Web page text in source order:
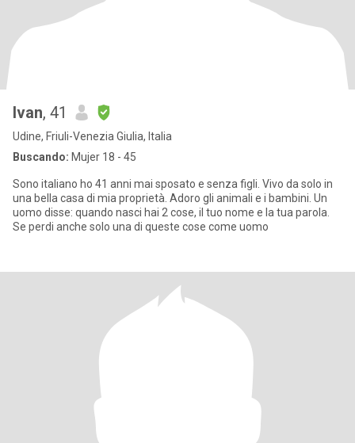
Ivan, 41
Udine, Friuli-Venezia Giulia, Italia
Buscando: Mujer 18 - 45
Sono italiano ho 41 anni mai sposato e senza figli. Vivo da solo in
una bella casa di mia proprietà. Adoro gli animali e i bambini. Un
uomo disse: quando nasci hai 2 cose, il tuo nome e la tua parola.
Se perdi anche solo una di queste cose come uomo